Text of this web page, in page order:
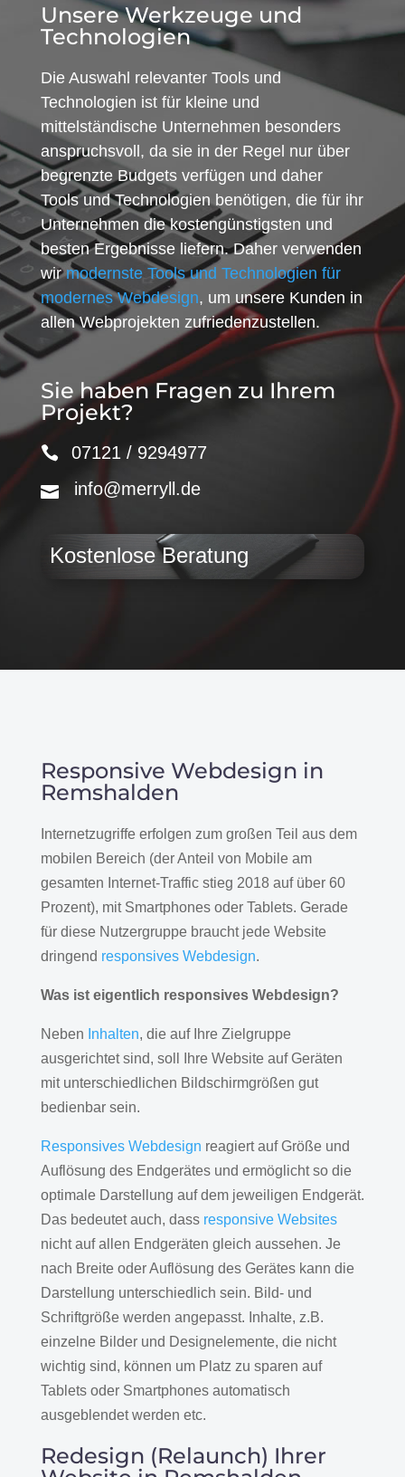
Unsere Werkzeuge und
Technologien
Die Auswahl relevanter Tools und
Technologien ist für kleine und
mittelständische Unternehmen besonders
anspruchsvoll, da sie in der Regel nur über
begrenzte Budgets verfügen und daher
Tools und Technologien benötigen, die für ihr
Unternehmen die kostengünstigsten und
besten Ergebnisse liefern. Daher verwenden
wirmodernste Tools und Technologien für
modernes Webdesign, um unsere Kunden in
allen Webprojekten zufriedenzustellen.
Sie haben Fragen zu Ihrem
Projekt?
07121 / 9294977
info@merryll.de
Kostenlose Beratung
Responsive Webdesign in
Remshalden
Internetzugriffe erfolgen zum großen Teil aus dem
mobilen Bereich (der Anteil von Mobile am
gesamten Internet-Traffic stieg 2018 auf über 60
Prozent), mit Smartphones oder Tablets. Gerade
für diese Nutzergruppe braucht jede Website
dringend responsives Webdesign.
Was ist eigentlich responsives Webdesign?
Neben Inhalten, die auf Ihre Zielgruppe
ausgerichtet sind, soll Ihre Website auf Geräten
mit unterschiedlichen Bildschirmgrößen gut
bedienbar sein.
Responsives Webdesign reagiert auf Größe und
Auflösung des Endgerätes und ermöglicht so die
optimale Darstellung auf dem jeweiligen Endgerät.
Das bedeutet auch, dass responsive Websites
nicht auf allen Endgeräten gleich aussehen. Je
nach Breite oder Auflösung des Gerätes kann die
Darstellung unterschiedlich sein. Bild- und
Schriftgröße werden angepasst. Inhalte, z.B.
einzelne Bilder und Designelemente, die nicht
wichtig sind, können um Platz zu sparen auf
Tablets oder Smartphones automatisch
ausgeblendet werden etc.
Redesign (Relaunch) Ihrer